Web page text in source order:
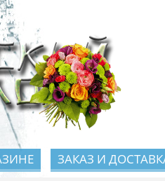
ЗАКАЗ И